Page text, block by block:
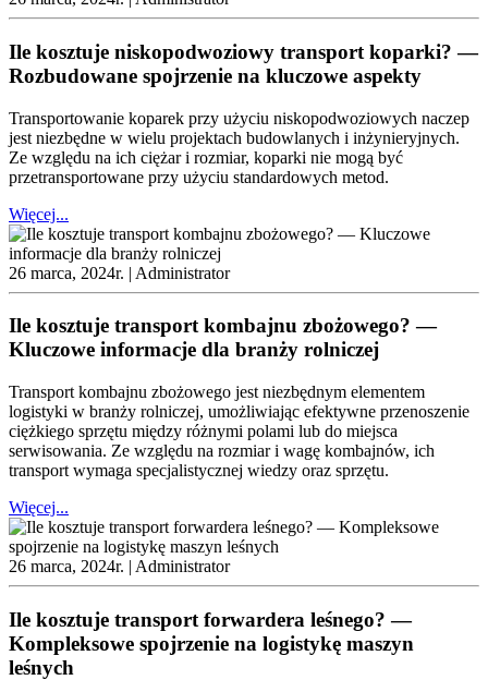
Ile kosztuje niskopodwoziowy transport koparki? —
Rozbudowane spojrzenie na kluczowe aspekty
Transportowanie koparek przy użyciu niskopodwoziowych naczep
jest niezbędne w wielu projektach budowlanych i inżynieryjnych.
Ze względu na ich ciężar i rozmiar, koparki nie mogą być
przetransportowane przy użyciu standardowych metod.
Więcej...
26 marca, 2024r. | Administrator
Ile kosztuje transport kombajnu zbożowego? —
Kluczowe informacje dla branży rolniczej
Transport kombajnu zbożowego jest niezbędnym elementem
logistyki w branży rolniczej, umożliwiając efektywne przenoszenie
ciężkiego sprzętu między różnymi polami lub do miejsca
serwisowania. Ze względu na rozmiar i wagę kombajnów, ich
transport wymaga specjalistycznej wiedzy oraz sprzętu.
Więcej...
26 marca, 2024r. | Administrator
Ile kosztuje transport forwardera leśnego? —
Kompleksowe spojrzenie na logistykę maszyn
leśnych